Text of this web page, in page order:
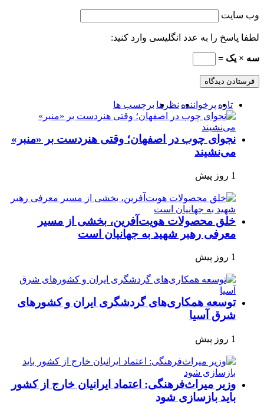
وب‌ سایت
لطفا پاسخ را به عدد انگلیسی وارد کنید:
سه × یک =
تازه پرخواننده نظرها برچسب ها
نجوای چوب در اصفهان؛ وقتی هنردست بر «منبر»
می‌نشیند
1 روز پیش
خلق محصولات هویت‌آفرین، بخشی از مسیر
معرفی رهبر شهید به جهانیان است
1 روز پیش
توسعه همکاری‌های گردشگری ایران و کشورهای
شرق آسیا
1 روز پیش
وزیر میراث‌فرهنگی: اعتماد ایرانیان خارج از کشور
باید بازسازی شود